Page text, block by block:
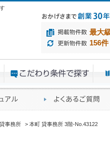
最大
156件
事務所 本町 貸事務所 3階-No.43122